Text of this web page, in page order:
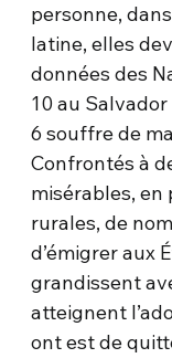
personne,
latine, elles
données des
10 au
6 souffre de
Confrontés à
misérables, en
rurales, de
d’émigrer aux
grandissent
atteignent
ont est de